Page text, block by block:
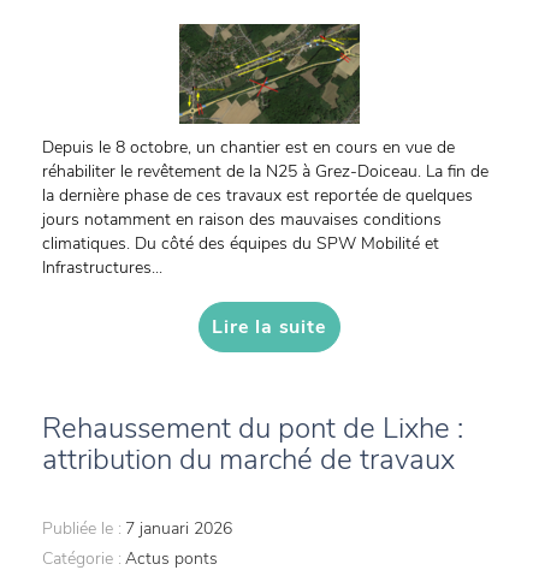
Depuis le 8 octobre, un chantier est en cours en vue de
réhabiliter le revêtement de la N25 à Grez-Doiceau. La fin de
la dernière phase de ces travaux est reportée de quelques
jours notamment en raison des mauvaises conditions
climatiques. Du côté des équipes du SPW Mobilité et
Infrastructures...
Lire la suite
Rehaussement du pont de Lixhe :
attribution du marché de travaux
Publiée le : 7 januari 2026
Catégorie : Actus ponts